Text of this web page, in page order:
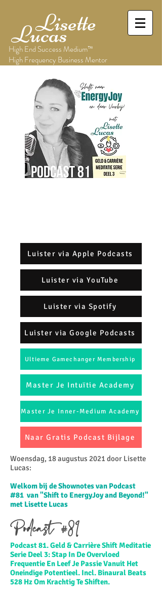
Lisette
Lucas
High End Success Medium™
High Frequency Business Mentor
Luister via Apple Podcasts
Luister via YouTube
Luister via Spotify
Luister via Google Podcasts
Ultieme Gamechanger Membership
Master Je Intuïtie Academy
Master Je Inner-Medium Academy
Naar Gratis Podcast Bijlage
Woensdag, 18 augustus 2021 door Lisette
Lucas:​
Welkom bij de Shownotes van Podcast
#81 van "Shift to EnergyJoy and Beyond!"
met Lisette Lucas
Podcast #81
Podcast 81. Geld & Carrière Shift Meditatie
Serie Deel 3: Stap In De Overvloed
Frequentie En Leef Je Passie Vanuit Het
Oneindige Potentieel. Incl. Binaural Beats
528 Hz Om Krachtig Te Shiften.